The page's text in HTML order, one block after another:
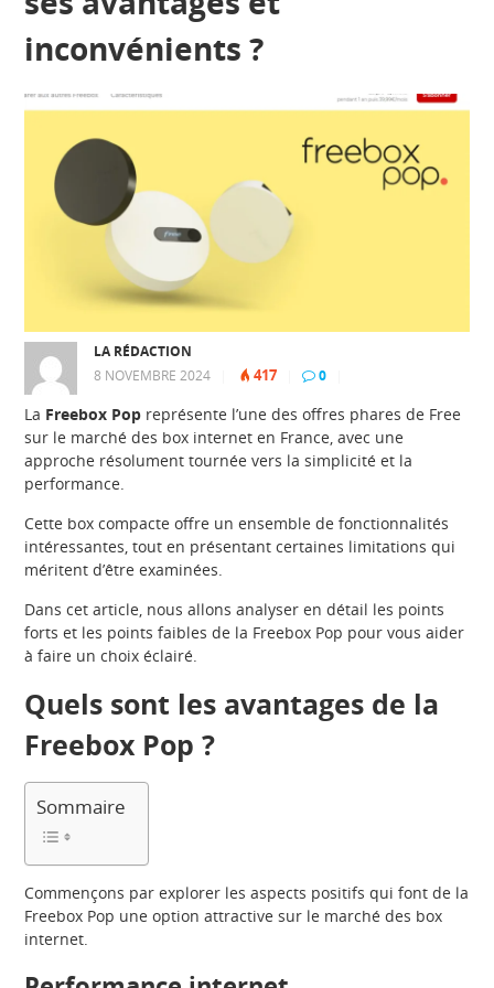
inconvénients ?
LA RÉDACTION
8 NOVEMBRE 2024
417 0
La Freebox Pop représente l’une des offres phares de Free
sur le marché des box internet en France, avec une
approche résolument tournée vers la simplicité et la
performance.
Cette box compacte offre un ensemble de fonctionnalités
intéressantes, tout en présentant certaines limitations qui
méritent d’être examinées.
Dans cet article, nous allons analyser en détail les points
forts et les points faibles de la Freebox Pop pour vous aider
à faire un choix éclairé.
Quels sont les avantages de la
Freebox Pop ?
Sommaire
Commençons par explorer les aspects positifs qui font de la
Freebox Pop une option attractive sur le marché des box
internet.